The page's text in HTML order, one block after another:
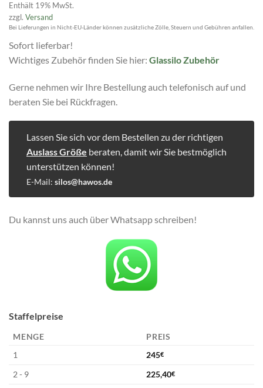
471€
Enthält 19% MwSt.
zzgl. Versand
Bei Lieferungen in Nicht-EU-Länder können zusätzliche Zölle, Steuern und Gebühren anfallen.
Sofort lieferbar!
Wichtiges Zubehör finden Sie hier: Glassilo Zubehör
Gerne nehmen wir Ihre Bestellung auch telefonisch auf und
beraten Sie bei Rückfragen.
Lassen Sie sich vor dem Bestellen zu der richtigen
Auslass Größe beraten, damit wir Sie bestmöglich
unterstützen können!
E-Mail: silos@hawos.de
Du kannst uns auch über Whatsapp schreiben!
Staffelpreise
MENGE
PREIS
1
245€
2 - 9 225,40€